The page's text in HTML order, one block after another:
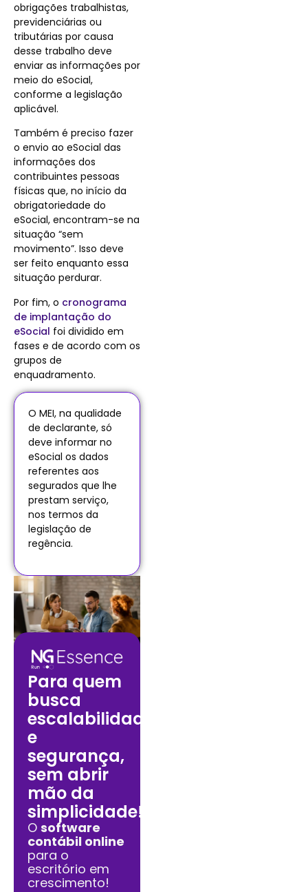
obrigações trabalhistas,
previdenciárias ou
tributárias por causa
desse trabalho deve
enviar as informações por
meio do eSocial,
conforme a legislação
aplicável.
Também é preciso fazer
o envio ao eSocial das
informações dos
contribuintes pessoas
físicas que, no início da
obrigatoriedade do
eSocial, encontram-se na
situação “sem
movimento”. Isso deve
ser feito enquanto essa
situação perdurar.
Por fim, o cronograma
de implantação do
eSocial foi dividido em
fases e de acordo com os
grupos de
enquadramento.
O MEI, na qualidade
de declarante, só
deve informar no
eSocial os dados
referentes aos
segurados que lhe
prestam serviço,
nos termos da
legislação de
regência.
Para quem
busca
escalabilidade
e
segurança,
sem abrir
mão da
simplicidade!
O software
contábil online
para o
escritório em
crescimento!